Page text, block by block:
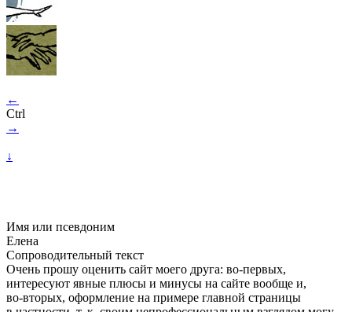
←
Ctrl
→
↓
Имя или псевдоним
Елена
Сопроводительный текст
Очень прошу оценить сайт моего друга: во-первых,
интересуют явные плюсы и минусы на сайте вообще и,
во-вторых, оформление на примере главной страницы